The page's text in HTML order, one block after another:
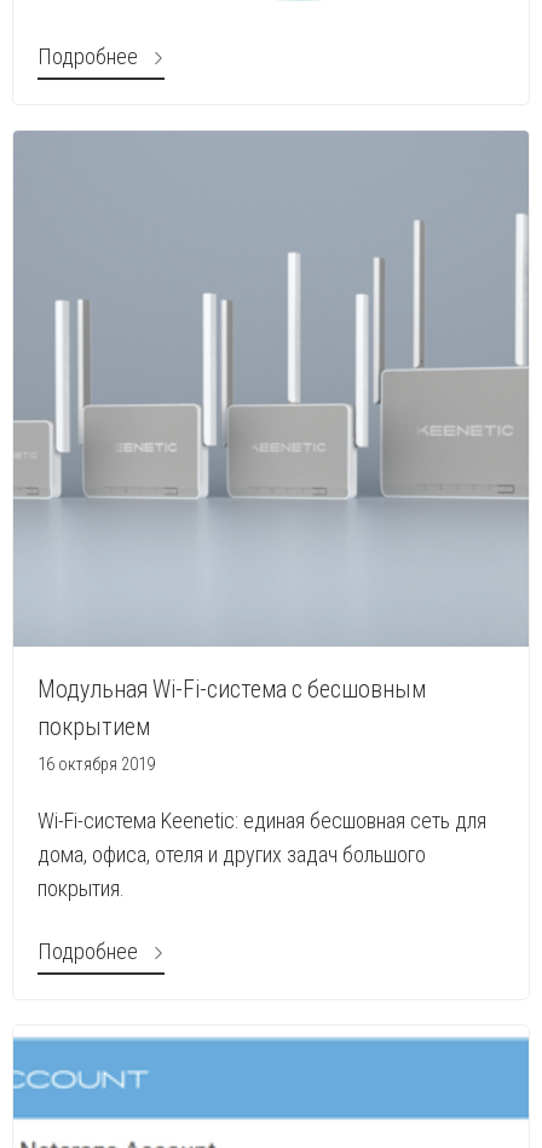
Подробнее
Модульная Wi-Fi-система с бесшовным
покрытием
16 октября 2019
Wi-Fi-система Keenetic: единая бесшовная сеть для
дома, офиса, отеля и других задач большого
покрытия.
Подробнее